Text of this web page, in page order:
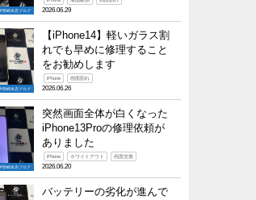
勢崎本店ブログ 2026.06.29
勢崎本店ブログ
【iPhone14】軽いガラス割
れでも早めに修理すること
をお勧めします
iPhone 画面割れ
2026.06.26
勢崎本店ブログ
突然画面全体が白くなった
iPhone13Proの修理依頼が
ありました
iPhone ホワイトアウト 画面交換
2026.06.20
バッテリーの劣化が進んで